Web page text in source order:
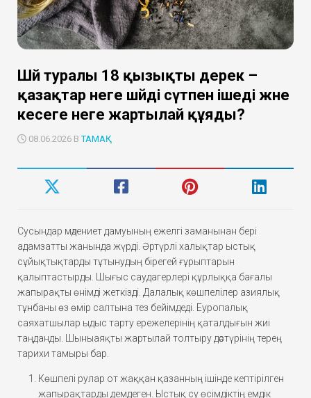
Шәй туралы 18 қызықты дерек –
қазақтар неге шәйді сүтпен ішеді және
кесеге неге жартылай құяды?
08.06.2026 ВТАМАҚ
Сусындар мәдениет дамуының ежелгі заманынан бері
адамзатты жанында жүрді. Әртүрлі халықтар ыстық
сұйықтықтарды тұтынудың бірегей ғұрыптарын
қалыптастырды. Шығыс саудагерлері құрлыққа бағалы
жапырақты өнімді жеткізді. Далалық көшпелілер азиялық
тұнбаны өз өмір салтына тез бейімдеді. Еуропалық
саяхатшылар ыдыс тарту ережелерінің қаталдығын жиі
таңданды. Шыныаяқты жартылай толтыру дәстүрінің терең
тарихи тамыры бар.
Көшпелі рулар от жаққан қазанның ішінде кептірілген
жапырақтарды демдеген. Ыстық су өсімдіктің емдік